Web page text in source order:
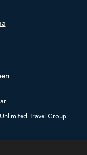
Unlimited Travel Group